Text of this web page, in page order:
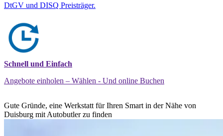
DtGV und DISQ Preisträger.
Schnell und Einfach
Angebote einholen – Wählen - Und online Buchen
Gute Gründe, eine Werkstatt für Ihren Smart in der Nähe von
Duisburg mit Autobutler zu finden